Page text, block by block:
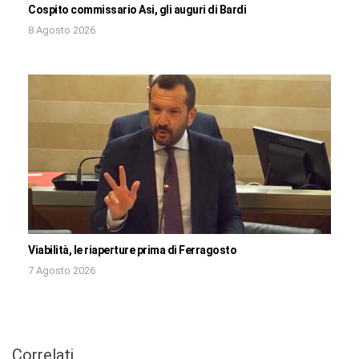
Cospito commissario Asi, gli auguri di Bardi
8 Agosto 2026
Viabilità, le riaperture prima di Ferragosto
7 Agosto 2026
Correlati